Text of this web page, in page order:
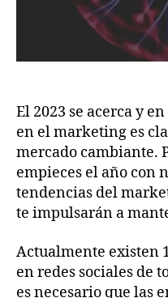
El 2023 se acerca y
en el marketing es
mercado cambiante.
empieces el año con
tendencias del
te impulsarán a
Actualmente existen
en redes sociales de
es necesario que las